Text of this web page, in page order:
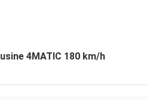
4MATIC 180 km/h